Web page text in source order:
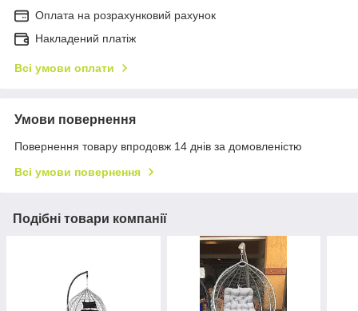
Оплата на розрахунковий рахунок
Накладений платіж
Всі умови оплати
Умови повернення
Повернення товару впродовж 14 днів за домовленістю
Всі умови повернення
Подібні товари компанії